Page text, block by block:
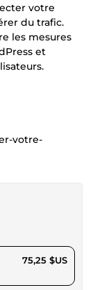
votre
du trafic.
les mesures
et
votre-
75,25 $US